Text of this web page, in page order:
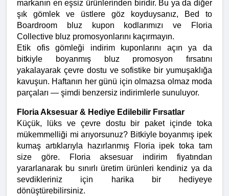
markanın en eşsiz ürünlerinden biridir. Bu ya da diğer
şık gömlek ve üstlere göz koyduysanız, Bed to
Boardroom bluz kupon kodlarımızı ve Floria
Collective bluz promosyonlarını kaçırmayın.
Etik ofis gömleği indirim kuponlarını açın ya da
bitkiyle boyanmış bluz promosyon fırsatını
yakalayarak çevre dostu ve sofistike bir yumuşaklığa
kavuşun. Haftanın her günü için olmazsa olmaz moda
parçaları — şimdi benzersiz indirimlerle sunuluyor.
Floria Aksesuar & Hediye Edilebilir Fırsatlar
Küçük, lüks ve çevre dostu bir paket içinde toka
mükemmelliği mi arıyorsunuz? Bitkiyle boyanmış ipek
kumaş artıklarıyla hazırlanmış Floria ipek toka tam
size göre. Floria aksesuar indirim fiyatından
yararlanarak bu sınırlı üretim ürünleri kendiniz ya da
sevdikleriniz için harika bir hediyeye
dönüştürebilirsiniz.